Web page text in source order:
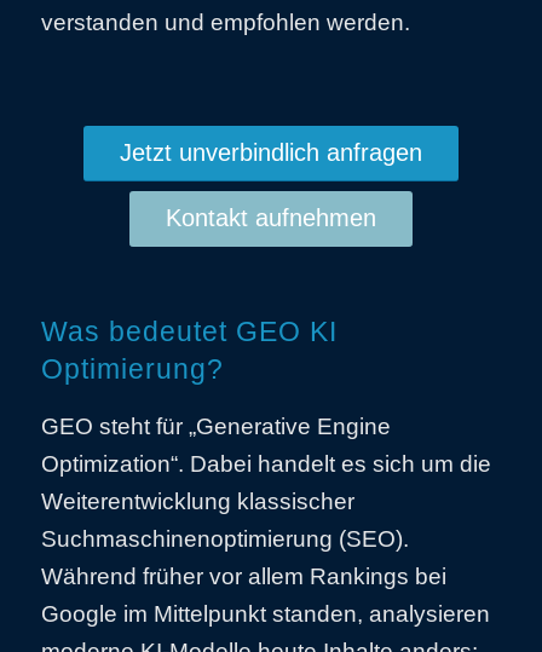
verstanden und empfohlen werden.
Jetzt unverbindlich anfragen
Kontakt aufnehmen
Was bedeutet GEO KI
Optimierung?
GEO steht für „Generative Engine
Optimization“. Dabei handelt es sich um die
Weiterentwicklung klassischer
Suchmaschinenoptimierung (SEO).
Während früher vor allem Rankings bei
Google im Mittelpunkt standen, analysieren